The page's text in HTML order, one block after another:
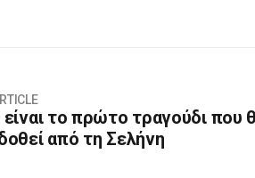
το πρώτο τραγούδι που
από τη Σελήνη